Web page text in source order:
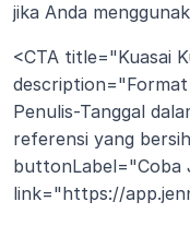
jika Anda
<CTA title="Kuasai
Penulis-Tanggal
referensi yang
buttonLabel="Coba
link="https://